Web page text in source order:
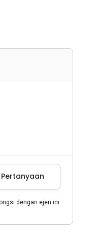
Pertanyaan
dengan ejen ini